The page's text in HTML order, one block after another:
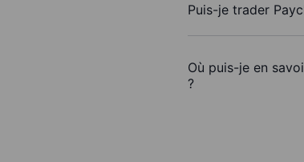
Puis-je trader
Où puis-je en
?